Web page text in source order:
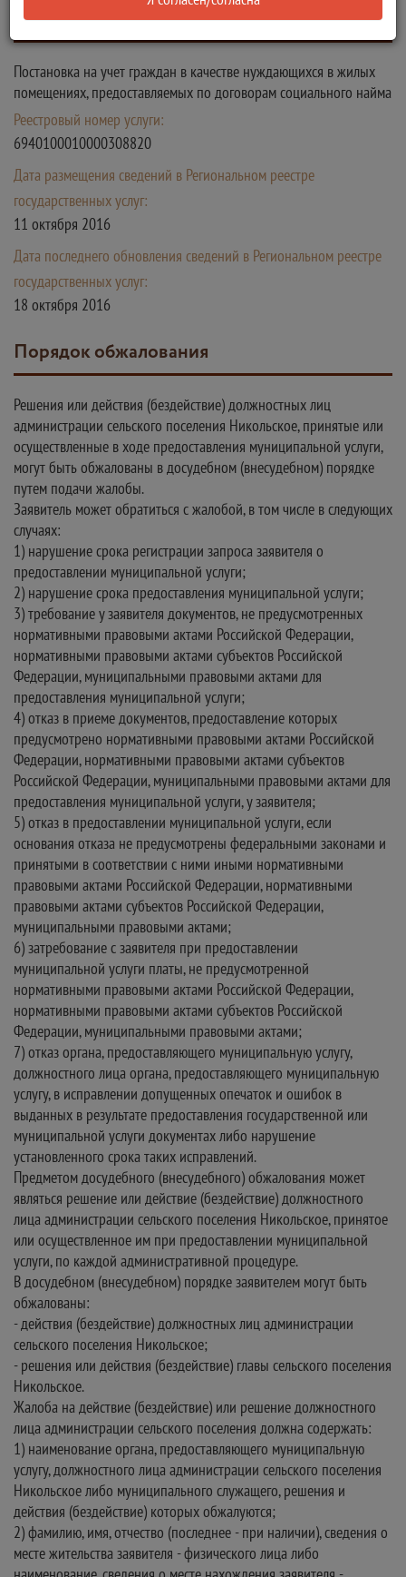
Сведения о государственной услуге
Постановка на учет граждан в качестве нуждающихся в жилых
помещениях, предоставляемых по договорам социального найма
Реестровый номер услуги:
6940100010000308820
Дата размещения сведений в Региональном реестре
государственных услуг:
11 октября 2016
Дата последнего обновления сведений в Региональном реестре
государственных услуг:
18 октября 2016
Порядок обжалования
Решения или действия (бездействие) должностных лиц
администрации сельского поселения Никольское, принятые или
осуществленные в ходе предоставления муниципальной услуги,
могут быть обжалованы в досудебном (внесудебном) порядке
путем подачи жалобы.
Заявитель может обратиться с жалобой, в том числе в следующих
случаях:
1) нарушение срока регистрации запроса заявителя о
предоставлении муниципальной услуги;
2) нарушение срока предоставления муниципальной услуги;
3) требование у заявителя документов, не предусмотренных
нормативными правовыми актами Российской Федерации,
нормативными правовыми актами субъектов Российской
Федерации, муниципальными правовыми актами для
предоставления муниципальной услуги;
4) отказ в приеме документов, предоставление которых
предусмотрено нормативными правовыми актами Российской
Федерации, нормативными правовыми актами субъектов
Российской Федерации, муниципальными правовыми актами для
предоставления муниципальной услуги, у заявителя;
5) отказ в предоставлении муниципальной услуги, если
основания отказа не предусмотрены федеральными законами и
принятыми в соответствии с ними иными нормативными
правовыми актами Российской Федерации, нормативными
правовыми актами субъектов Российской Федерации,
муниципальными правовыми актами;
6) затребование с заявителя при предоставлении
муниципальной услуги платы, не предусмотренной
нормативными правовыми актами Российской Федерации,
нормативными правовыми актами субъектов Российской
Федерации, муниципальными правовыми актами;
7) отказ органа, предоставляющего муниципальную услугу,
должностного лица органа, предоставляющего муниципальную
услугу, в исправлении допущенных опечаток и ошибок в
выданных в результате предоставления государственной или
муниципальной услуги документах либо нарушение
установленного срока таких исправлений.
Предметом досудебного (внесудебного) обжалования может
являться решение или действие (бездействие) должностного
лица администрации сельского поселения Никольское, принятое
или осуществленное им при предоставлении муниципальной
услуги, по каждой административной процедуре.
В досудебном (внесудебном) порядке заявителем могут быть
обжалованы:
- действия (бездействие) должностных лиц администрации
сельского поселения Никольское;
- решения или действия (бездействие) главы сельского поселения
Никольское.
Жалоба на действие (бездействие) или решение должностного
лица администрации сельского поселения должна содержать:
1) наименование органа, предоставляющего муниципальную
услугу, должностного лица администрации сельского поселения
Никольское либо муниципального служащего, решения и
действия (бездействие) которых обжалуются;
2) фамилию, имя, отчество (последнее - при наличии), сведения о
месте жительства заявителя - физического лица либо